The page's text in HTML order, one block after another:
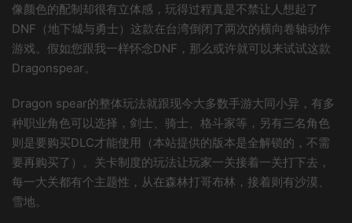
像颜色的配制却很有立体感，玩得过程真是不禁让人想起了
DNF（地下城与勇士）这款在台湾倒闭了两次的横向卷轴动作
游戏。假如您跟我一样怀念DNF，那么或许就可以来试试这款
Dragonspear。
Dragon spear的整体玩法就跟现今大多数手游大同小异，有多
种职业角色可以选择，剑士、骑士、格斗家等，另有三名角色
则是要购买DLC才能使用（本站提供的版本是全解锁的，不需
要再购买了）。关卡制度的玩法让玩家一关接着一关打下去，
每一大关都有个主题性，从在森林打哥布林，接着则有沙漠、
雪地。